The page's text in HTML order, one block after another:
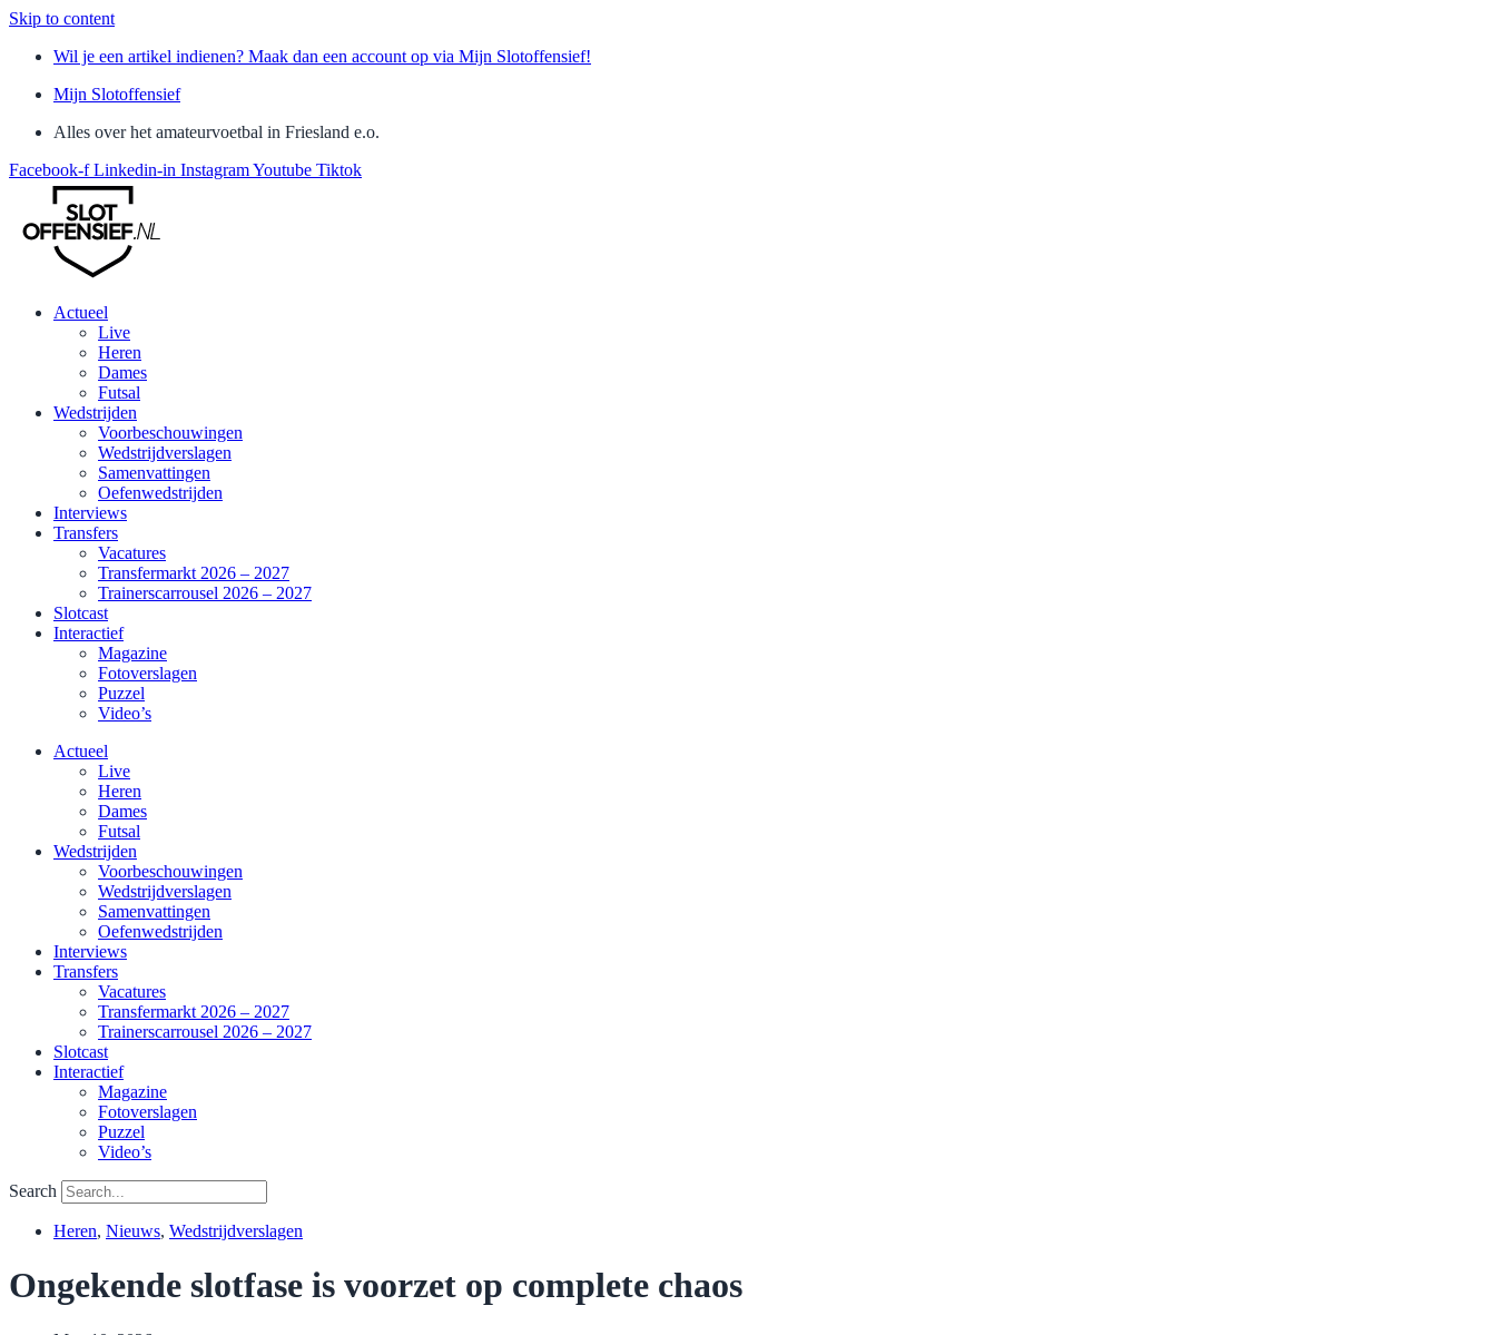
Skip to content
Wil je een artikel indienen? Maak dan een account op via Mijn Slotoffensief!
Mijn Slotoffensief
Alles over het amateurvoetbal in Friesland e.o.
Facebook-f Linkedin-in InstagramYoutube Tiktok
Actueel
Live
Heren
Dames
Futsal
Wedstrijden
Voorbeschouwingen
Wedstrijdverslagen
Samenvattingen
Oefenwedstrijden
Interviews
Transfers
Vacatures
Transfermarkt 2026 – 2027
Trainerscarrousel 2026 – 2027
Slotcast
Interactief
Magazine
Fotoverslagen
Puzzel
Video’s
Actueel
Live
Heren
Dames
Futsal
Wedstrijden
Voorbeschouwingen
Wedstrijdverslagen
Samenvattingen
Oefenwedstrijden
Interviews
Transfers
Vacatures
Transfermarkt 2026 – 2027
Trainerscarrousel 2026 – 2027
Slotcast
Interactief
Magazine
Fotoverslagen
Puzzel
Video’s
Search
Heren, Nieuws, Wedstrijdverslagen
Ongekende slotfase is voorzet op complete chaos